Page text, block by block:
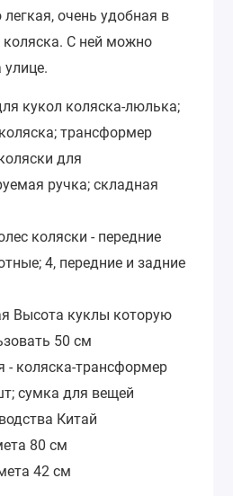
очень удобная в
коляска. С ней можно
улице.
кукол коляска-люлька;
трансформер
для
ручка; складная
коляски - передние
4, передние и задние
Высота куклы которую
50 см
- коляска-трансформер
сумка для вещей
Китай
80 см
42 см